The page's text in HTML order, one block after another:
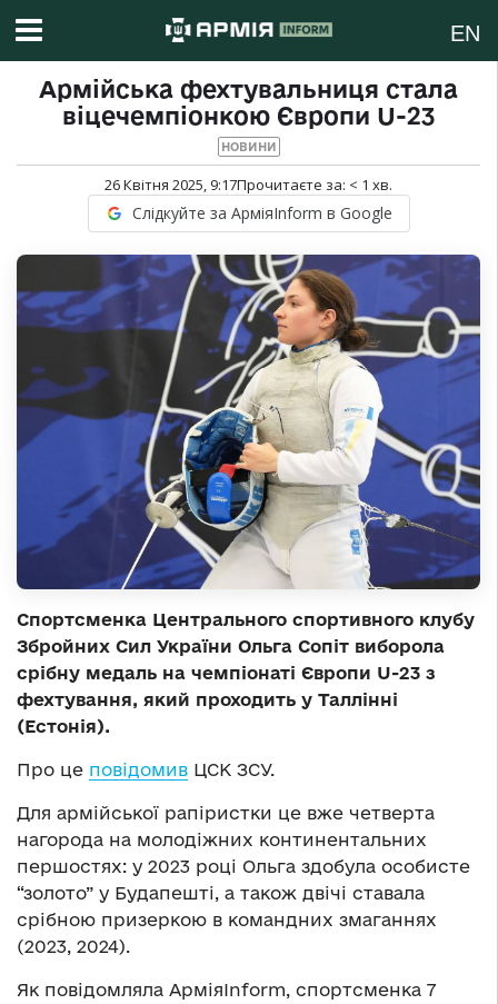
EN
Армійська фехтувальниця стала
віцечемпіонкою Європи U-23
НОВИНИ
26 Квітня 2025, 9:17Прочитаєте за: < 1 хв.
Слідкуйте за АрміяInform в Google
Спортсменка Центрального спортивного клубу
Збройних Сил України Ольга Сопіт виборола
срібну медаль на чемпіонаті Європи U-23 з
фехтування, який проходить у Таллінні
(Естонія).
Про це повідомив ЦСК ЗСУ.
Для армійської рапіристки це вже четверта
нагорода на молодіжних континентальних
першостях: у 2023 році Ольга здобула особисте
“золото” у Будапешті, а також двічі ставала
срібною призеркою в командних змаганнях
(2023, 2024).
Як повідомляла АрміяInform, спортсменка 7